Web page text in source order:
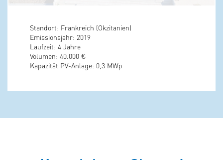
Standort: Frankreich (Okzitanien)
Emissionsjahr: 2019
Laufzeit: 4 Jahre
Volumen: 40.000 €
Kapazität PV-Anlage: 0,3 MWp